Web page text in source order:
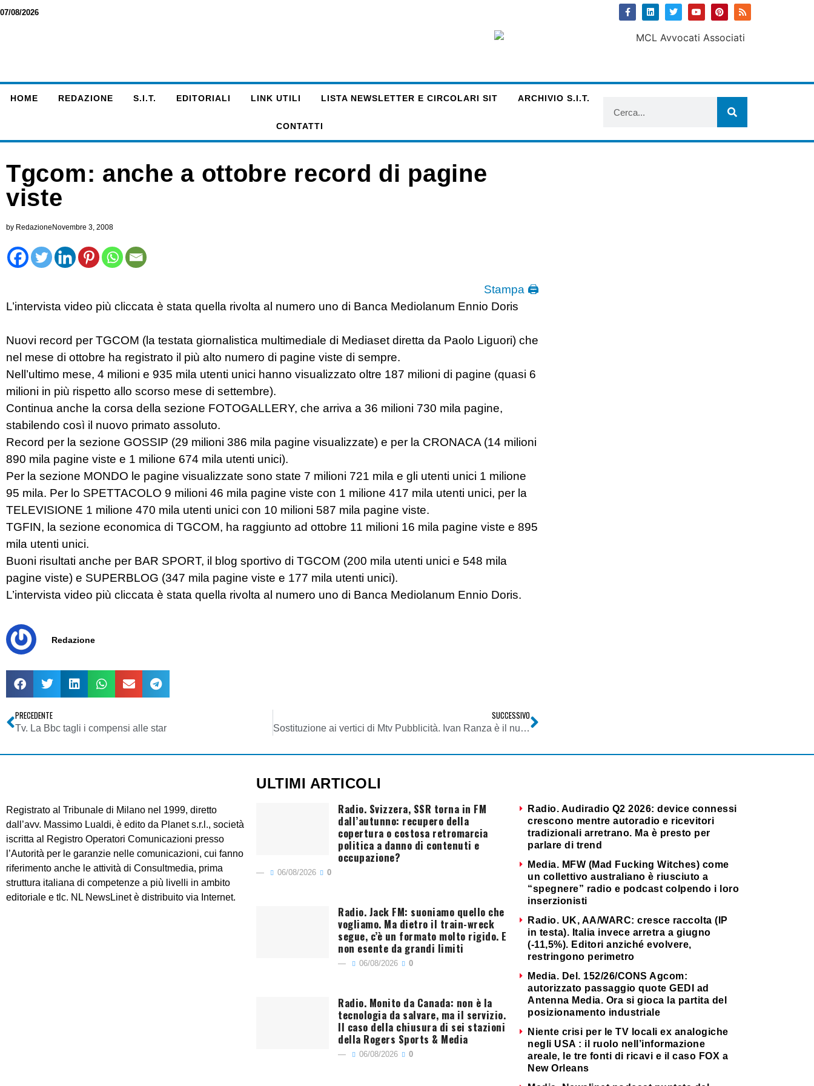
07/08/2026
HOME REDAZIONE S.I.T. EDITORIALI LINK UTILI LISTA NEWSLETTER E CIRCOLARI SIT ARCHIVIO S.I.T.
CONTATTI
Tgcom: anche a ottobre record di pagine
viste
by Redazione Novembre 3, 2008
Stampa 🖨
L’intervista video più cliccata è stata quella rivolta al numero uno di Banca Mediolanum Ennio Doris
Nuovi record per TGCOM (la testata giornalistica multimediale di Mediaset diretta da Paolo Liguori) che
nel mese di ottobre ha registrato il più alto numero di pagine viste di sempre.
Nell’ultimo mese, 4 milioni e 935 mila utenti unici hanno visualizzato oltre 187 milioni di pagine (quasi 6
milioni in più rispetto allo scorso mese di settembre).
Continua anche la corsa della sezione FOTOGALLERY, che arriva a 36 milioni 730 mila pagine,
stabilendo così il nuovo primato assoluto.
Record per la sezione GOSSIP (29 milioni 386 mila pagine visualizzate) e per la CRONACA (14 milioni
890 mila pagine viste e 1 milione 674 mila utenti unici).
Per la sezione MONDO le pagine visualizzate sono state 7 milioni 721 mila e gli utenti unici 1 milione
95 mila. Per lo SPETTACOLO 9 milioni 46 mila pagine viste con 1 milione 417 mila utenti unici, per la
TELEVISIONE 1 milione 470 mila utenti unici con 10 milioni 587 mila pagine viste.
TGFIN, la sezione economica di TGCOM, ha raggiunto ad ottobre 11 milioni 16 mila pagine viste e 895
mila utenti unici.
Buoni risultati anche per BAR SPORT, il blog sportivo di TGCOM (200 mila utenti unici e 548 mila
pagine viste) e SUPERBLOG (347 mila pagine viste e 177 mila utenti unici).
L’intervista video più cliccata è stata quella rivolta al numero uno di Banca Mediolanum Ennio Doris.
Redazione
PRECEDENTE
Tv. La Bbc tagli i compensi alle star
SUCCESSIVO
Sostituzione ai vertici di Mtv Pubblicità. Ivan Ranza è il nuovo a.d.
Registrato al Tribunale di Milano nel 1999, diretto
dall’avv. Massimo Lualdi, è edito da Planet s.r.l., società
iscritta al Registro Operatori Comunicazioni presso
l’Autorità per le garanzie nelle comunicazioni, cui fanno
riferimento anche le attività di Consultmedia, prima
struttura italiana di competenze a più livelli in ambito
editoriale e tlc. NL NewsLinet è distribuito via Internet.
ULTIMI ARTICOLI
Radio. Svizzera, SSR torna in FM
dall’autunno: recupero della
copertura o costosa retromarcia
politica a danno di contenuti e
occupazione?
06/08/2026 0
Radio. Jack FM: suoniamo quello che
vogliamo. Ma dietro il train-wreck
segue, c’è un formato molto rigido. E
non esente da grandi limiti
06/08/2026 0
Radio. Monito da Canada: non è la
tecnologia da salvare, ma il servizio.
Il caso della chiusura di sei stazioni
della Rogers Sports & Media
06/08/2026 0
Radio. Audiradio Q2 2026: device connessi
crescono mentre autoradio e ricevitori
tradizionali arretrano. Ma è presto per
parlare di trend
Media. MFW (Mad Fucking Witches) come
un collettivo australiano è riusciuto a
“spegnere” radio e podcast colpendo i loro
inserzionisti
Radio. UK, AA/WARC: cresce raccolta (IP
in testa). Italia invece arretra a giugno
(-11,5%). Editori anziché evolvere,
restringono perimetro
Media. Del. 152/26/CONS Agcom:
autorizzato passaggio quote GEDI ad
Antenna Media. Ora si gioca la partita del
posizionamento industriale
Niente crisi per le TV locali ex analogiche
negli USA : il ruolo nell’informazione
areale, le tre fonti di ricavi e il caso FOX a
New Orleans